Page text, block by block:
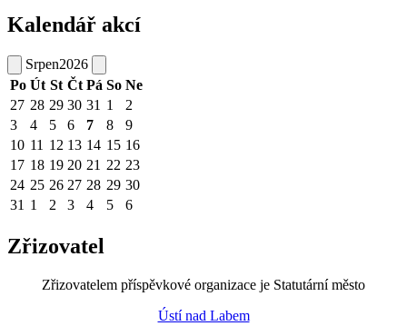
Kalendář akcí
Srpen2026
Po Út St Čt Pá So Ne
27 28 29 30 31 1
2
3
4 5 6 7 8
9
10 11 12 13 14 15 16
17 18 19 20 21 22 23
24 25 26 27 28 29 30
31 1 2 3 4 5 6
Zřizovatel
Zřizovatelem příspěvkové organizace je Statutární město
Ústí nad Labem